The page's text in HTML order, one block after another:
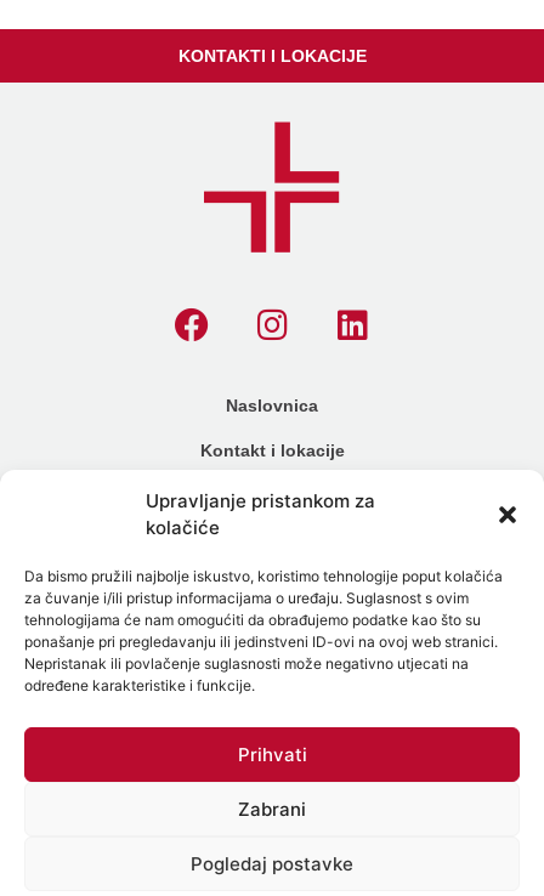
Upravljanje pristankom za
kolačiće
Da bismo pružili najbolje iskustvo, koristimo tehnologije poput kolačića
za čuvanje i/ili pristup informacijama o uređaju. Suglasnost s ovim
tehnologijama će nam omogućiti da obrađujemo podatke kao što su
ponašanje pri pregledavanju ili jedinstveni ID-ovi na ovoj web stranici.
Nepristanak ili povlačenje suglasnosti može negativno utjecati na
određene karakteristike i funkcije.
Prihvati
Zabrani
Pogledaj postavke
KONTAKTI I LOKACIJE
Naslovnica
Kontakt i lokacije
Cjenik
Načini plaćanja
Alergijski testovi
Genetski testovi
Testiranje na spolne bolesti
Mikrobiom
Politika zaštite osobnih podataka
Politika Kolačića (EU)